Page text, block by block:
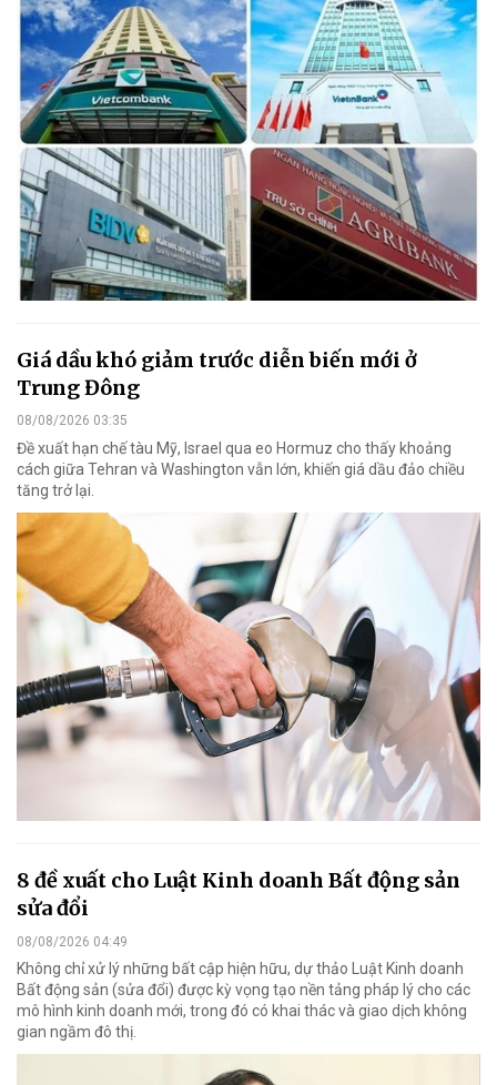
Giá dầu khó giảm trước diễn biến mới ở
Trung Đông
08/08/2026 03:35
Đề xuất hạn chế tàu Mỹ, Israel qua eo Hormuz cho thấy khoảng
cách giữa Tehran và Washington vẫn lớn, khiến giá dầu đảo chiều
tăng trở lại.
8 đề xuất cho Luật Kinh doanh Bất động sản
sửa đổi
08/08/2026 04:49
Không chỉ xử lý những bất cập hiện hữu, dự thảo Luật Kinh doanh
Bất động sản (sửa đổi) được kỳ vọng tạo nền tảng pháp lý cho các
mô hình kinh doanh mới, trong đó có khai thác và giao dịch không
gian ngầm đô thị.